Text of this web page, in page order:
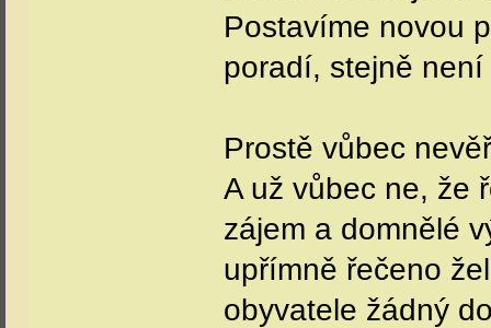
Postavíme novou
poradí, stejně není
Prostě vůbec
A už vůbec ne, že
zájem a domnělé
upřímně řečeno
obyvatele žádný